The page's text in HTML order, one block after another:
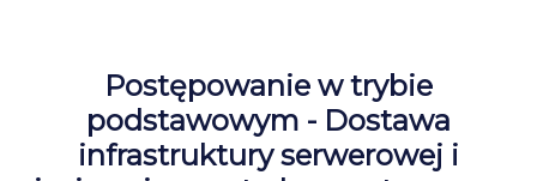
Postępowanie w trybie
podstawowym - Dostawa
infrastruktury serwerowej i